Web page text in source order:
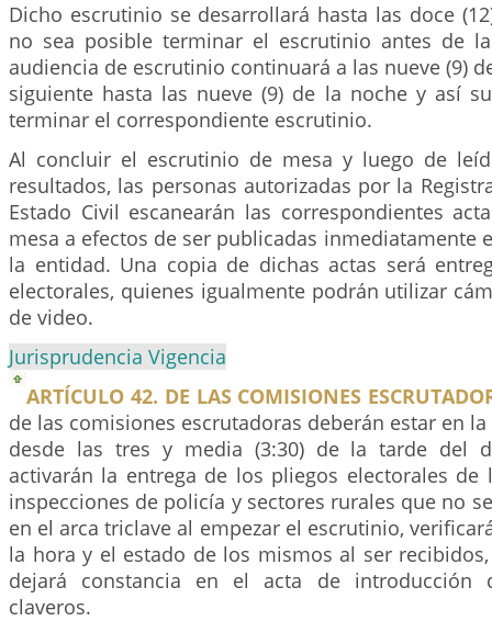
Dicho escrutinio se desarrollará hasta las doce
no sea posible terminar el escrutinio antes de
audiencia de escrutinio continuará a las nueve (9)
siguiente hasta las nueve (9) de la noche y así
terminar el correspondiente escrutinio.
Al concluir el escrutinio de mesa y luego de
resultados, las personas autorizadas por la
Estado Civil escanearán las correspondientes
mesa a efectos de ser publicadas inmediatamente
la entidad. Una copia de dichas actas será
electorales, quienes igualmente podrán utilizar
de video.
Jurisprudencia Vigencia
ARTÍCULO 42. DE LAS COMISIONES
de las comisiones escrutadoras deberán estar en
desde las tres y media (3:30) de la tarde del
activarán la entrega de los pliegos electorales de
inspecciones de policía y sectores rurales que no
en el arca triclave al empezar el escrutinio,
la hora y el estado de los mismos al ser
dejará constancia en el acta de introducción
claveros.